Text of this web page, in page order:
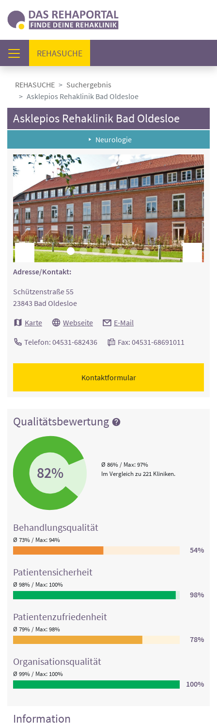
REHASUCHE(AKTUELL)
REHASUCHE
Suchergebnis
Asklepios Rehaklinik Bad Oldesloe
Asklepios Rehaklinik Bad Oldesloe
Neurologie
Adresse/Kontakt:
Schützenstraße 55
23843 Bad Oldesloe
Karte
Webseite E-Mail
Telefon: 04531-682436 Fax: 04531-68691011
Kontaktformular
Qualitätsbewertung
82%
Ø 86% / Max: 97%
Im Vergleich zu 221 Kliniken.
Behandlungs­qualität
Ø 73% / Max: 94%
54%
Patienten­sicherheit
Ø 98% / Max: 100%
98%
Patienten­zufriedenheit
Ø 79% / Max: 98%
78%
Organisations­qualität
Ø 99% / Max: 100%
100%
Information